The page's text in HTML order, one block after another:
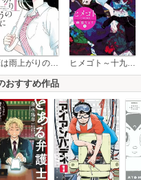
恋は雨上がりのように ヒメゴト～十九歳の制服～
おすすめ作品